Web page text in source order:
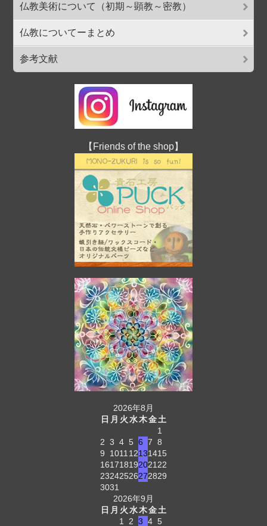
仏教美術について（初期～顕教～密教）
仏教についてーまとめ
参考文献
【Friends of the shop】
2026年8月
日 月 火水木金土
1
2 3 4 5 6 7 8
9
1011 12131415
161718192021 22
23242526272829
3031
2026年9月
日 月 火水木金土
1
2 3 4 5